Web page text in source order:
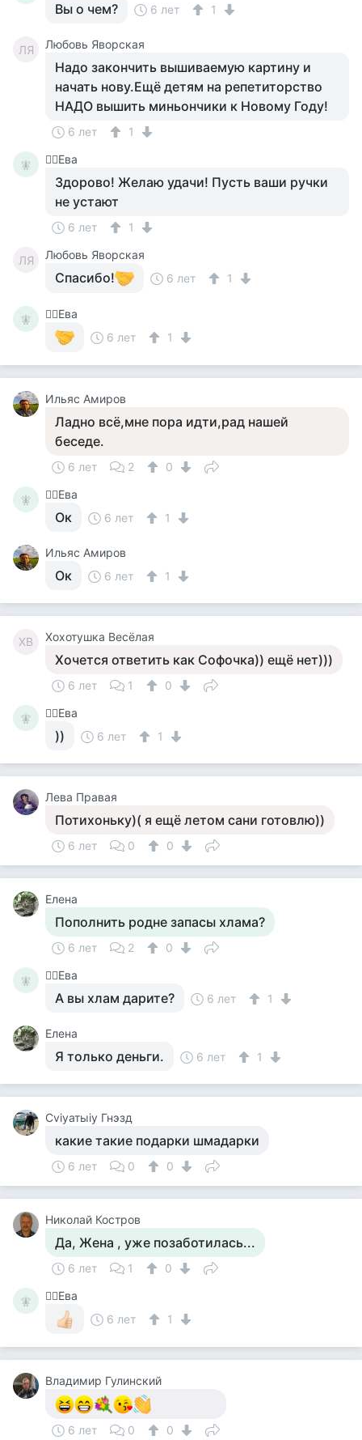
Вы о чем? 6 лет 1
ЛЯ Любовь Яворская
Надо закончить вышиваемую картину и
начать нову.Ещё детям на репетиторство
НАДО вышить миньончики к Новому Году!
6 лет 1
🧚‍ 🧚‍♀️Ева
Здорово! Желаю удачи! Пусть ваши ручки
не устают
6 лет 1
ЛЯ Любовь Яворская
Спасибо! 6 лет 1
🧚‍
🧚‍♀️Ева
6 лет
1
Ильяс Амиров
Ладно всё,мне пора идти,рад нашей
беседе.
6 лет 2 0
🧚‍ 🧚‍♀️Ева
Ок 6 лет 1
Ильяс Амиров
Ок 6 лет 1
ХВ Хохотушка Весёлая
Хочется ответить как Софочка)) ещё нет)))
6 лет 1 0
🧚‍ 🧚‍♀️Ева
)) 6 лет 1
Лева Правая
Потихоньку)( я ещё летом сани готовлю))
6 лет 0 0
Елена
Пополнить родне запасы хлама?
6 лет 2 0
🧚‍ 🧚‍♀️Ева
А вы хлам дарите? 6 лет 1
Елена
Я только деньги. 6 лет 1
Cviyатыiy Гнэзд
какие такие подарки шмадарки
6 лет 0 0
Николай Костров
Да, Жена , уже позаботилась...
6 лет 1 0
🧚‍
🧚‍♀️Ева
6 лет
1
Владимир Гулинский
6 лет 0 0